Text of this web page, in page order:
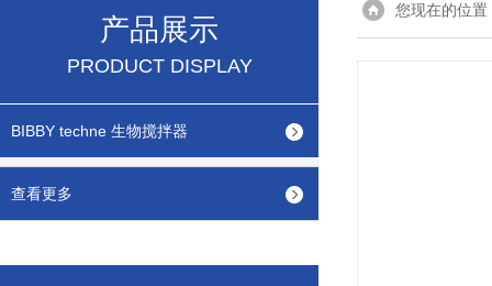
产品展示
PRODUCT DISPLAY
BIBBY techne 生物搅拌器
查看更多
您现在的位置